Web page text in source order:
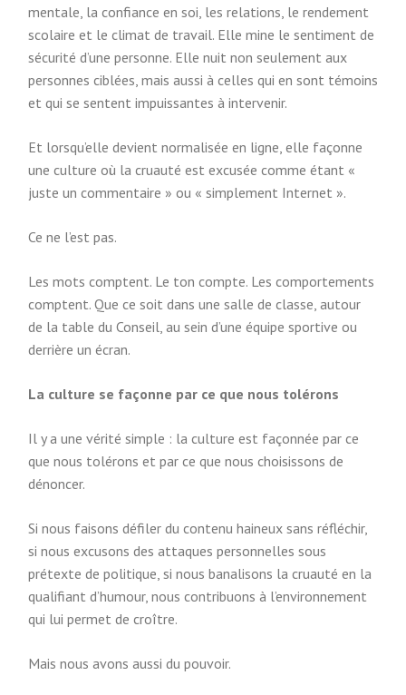
mentale, la confiance en soi, les relations, le rendement
scolaire et le climat de travail. Elle mine le sentiment de
sécurité d’une personne. Elle nuit non seulement aux
personnes ciblées, mais aussi à celles qui en sont témoins
et qui se sentent impuissantes à intervenir.
Et lorsqu’elle devient normalisée en ligne, elle façonne
une culture où la cruauté est excusée comme étant «
juste un commentaire » ou « simplement Internet ».
Ce ne l’est pas.
Les mots comptent. Le ton compte. Les comportements
comptent. Que ce soit dans une salle de classe, autour
de la table du Conseil, au sein d’une équipe sportive ou
derrière un écran.
La culture se façonne par ce que nous tolérons
Il y a une vérité simple : la culture est façonnée par ce
que nous tolérons et par ce que nous choisissons de
dénoncer.
Si nous faisons défiler du contenu haineux sans réfléchir,
si nous excusons des attaques personnelles sous
prétexte de politique, si nous banalisons la cruauté en la
qualifiant d’humour, nous contribuons à l’environnement
qui lui permet de croître.
Mais nous avons aussi du pouvoir.